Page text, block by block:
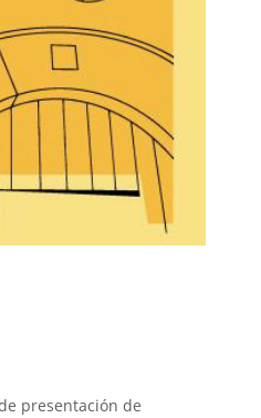
presentación de